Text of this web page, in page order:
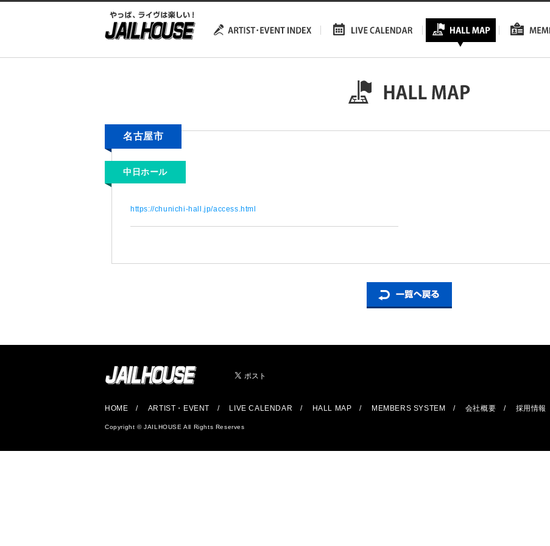
名古屋市
中日ホール
https://chunichi-hall.jp/access.html
HOME ARTIST・EVENT LIVE CALENDAR HALL MAP MEMBERS SYSTEM 会社概要 採用情報
Copyright © JAILHOUSE All Rights Reserves